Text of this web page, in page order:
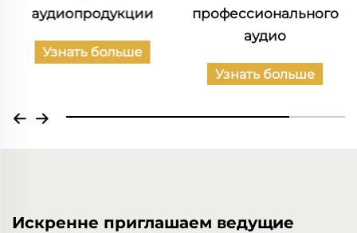
аудиопродукции
Узнать больше
профессионального
аудио
Узнать больше
Искренне приглашаем ведущие